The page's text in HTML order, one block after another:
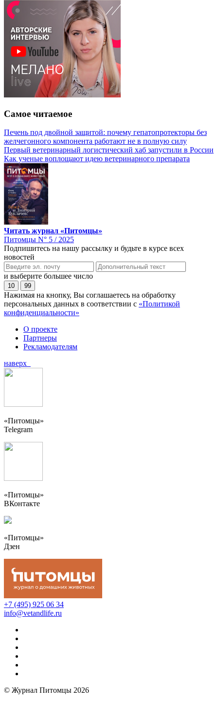
Самое читаемое
Печень под двойной защитой: почему гепатопротекторы без
желчегонного компонента работают не в полную силу
Первый ветеринарный логистический хаб запустили в России
Как ученые воплощают идею ветеринарного препарата
Читать журнал «Питомцы»
Питомцы N° 5 / 2025
Подпишитесь на нашу рассылку и будьте в курсе всех
новостей
и выберите большее число
10 99
Нажимая на кнопку, Вы соглашаетесь на обработку
персональных данных в соответствии с «Политикой
конфиденциальности»
О проекте
Партнеры
Рекламодателям
наверх
«Питомцы»
Telegram
«Питомцы»
ВКонтакте
«Питомцы»
Дзен
+7 (495) 925 06 34
info@vetandlife.ru
© Журнал Питомцы 2026